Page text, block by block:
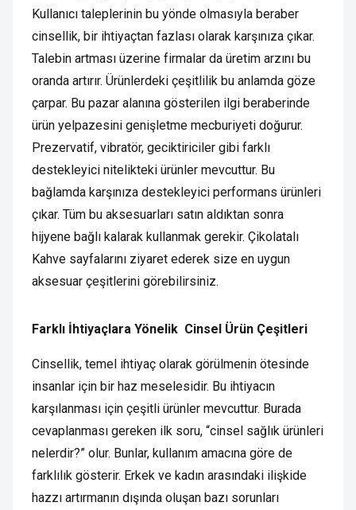
Kullanıcı taleplerinin bu yönde olmasıyla beraber
cinsellik, bir ihtiyaçtan fazlası olarak karşınıza çıkar.
Talebin artması üzerine firmalar da üretim arzını bu
oranda artırır. Ürünlerdeki çeşitlilik bu anlamda göze
çarpar. Bu pazar alanına gösterilen ilgi beraberinde
ürün yelpazesini genişletme mecburiyeti doğurur.
Prezervatif, vibratör, geciktiriciler gibi farklı
destekleyici nitelikteki ürünler mevcuttur. Bu
bağlamda karşınıza destekleyici performans ürünleri
çıkar. Tüm bu aksesuarları satın aldıktan sonra
hijyene bağlı kalarak kullanmak gerekir. Çikolatalı
Kahve sayfalarını ziyaret ederek size en uygun
aksesuar çeşitlerini görebilirsiniz.
Farklı İhtiyaçlara Yönelik Cinsel Ürün Çeşitleri
Cinsellik, temel ihtiyaç olarak görülmenin ötesinde
insanlar için bir haz meselesidir. Bu ihtiyacın
karşılanması için çeşitli ürünler mevcuttur. Burada
cevaplanması gereken ilk soru, “cinsel sağlık ürünleri
nelerdir?” olur. Bunlar, kullanım amacına göre de
farklılık gösterir. Erkek ve kadın arasındaki ilişkide
hazzı artırmanın dışında oluşan bazı sorunları